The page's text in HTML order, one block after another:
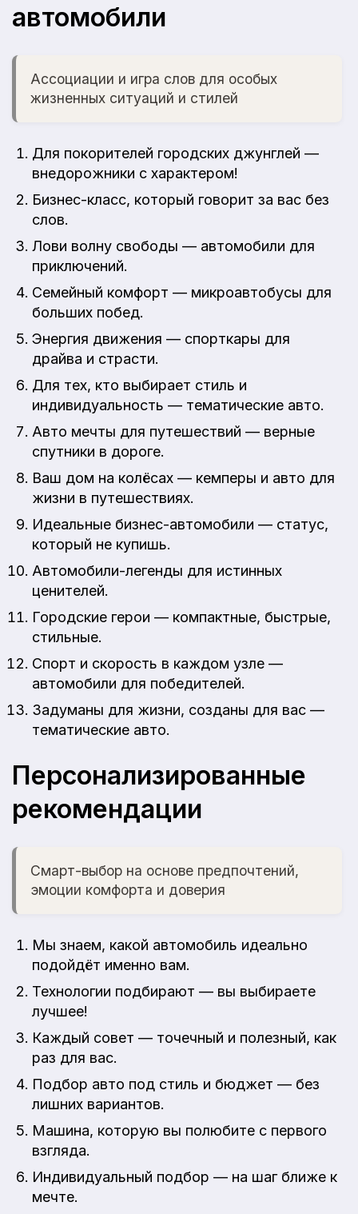
автомобили
Ассоциации и игра слов для особых
жизненных ситуаций и стилей
Для покорителей городских джунглей —
внедорожники с характером!
Бизнес-класс, который говорит за вас без
слов.
Лови волну свободы — автомобили для
приключений.
Семейный комфорт — микроавтобусы для
больших побед.
Энергия движения — спорткары для
драйва и страсти.
Для тех, кто выбирает стиль и
индивидуальность — тематические авто.
Авто мечты для путешествий — верные
спутники в дороге.
Ваш дом на колёсах — кемперы и авто для
жизни в путешествиях.
Идеальные бизнес-автомобили — статус,
который не купишь.
Автомобили-легенды для истинных
ценителей.
Городские герои — компактные, быстрые,
стильные.
Спорт и скорость в каждом узле —
автомобили для победителей.
Задуманы для жизни, созданы для вас —
тематические авто.
Персонализированные
рекомендации
Смарт-выбор на основе предпочтений,
эмоции комфорта и доверия
Мы знаем, какой автомобиль идеально
подойдёт именно вам.
Технологии подбирают — вы выбираете
лучшее!
Каждый совет — точечный и полезный, как
раз для вас.
Подбор авто под стиль и бюджет — без
лишних вариантов.
Машина, которую вы полюбите с первого
взгляда.
Индивидуальный подбор — на шаг ближе к
мечте.